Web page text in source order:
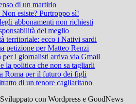
di un martirio
esiste? Purtroppo sì!
abbonamenti non richiesti
del meglio
territoriale: ecco i Nativi sardi
petizione per Matteo Renzi
per i giornalisti arriva via Gmail
la politica che non sa tagliarli
Roma per il futuro dei figli
di un tenore cagliaritano
con Wordpress e GoodNews